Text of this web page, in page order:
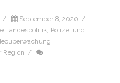
/ September 8, 2020 /
Landespolitik, Polizei und
,
Region /